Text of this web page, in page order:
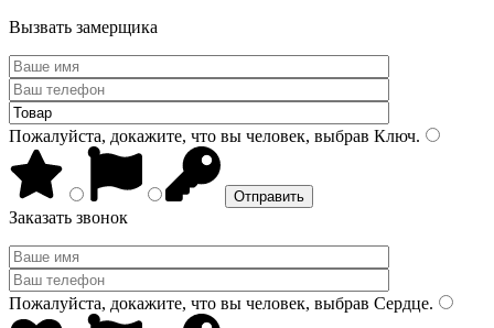
Вызвать замерщика
Пожалуйста, докажите, что вы человек, выбрав Ключ.
Заказать звонок
Пожалуйста, докажите, что вы человек, выбрав Сердце.